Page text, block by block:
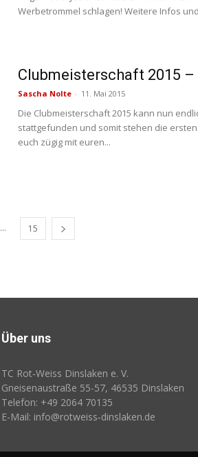
Werbetrommel schlagen! Weitere Infos
Clubmeisterschaft 2015 –
Sascha Nolte - 11. Mai 2015
Die Clubmeisterschaft 2015 kann nun
stattgefunden und somit stehen die
euch zügig mit euren...
... 15
Über uns
TC Rot‑Weiss Dinslaken e. V.
Gneisenaustraße 55-57, 46535 Dinslaken
Telefon: +49 2064 70135
E-Mail: info@rotweiss‑dinslaken.de